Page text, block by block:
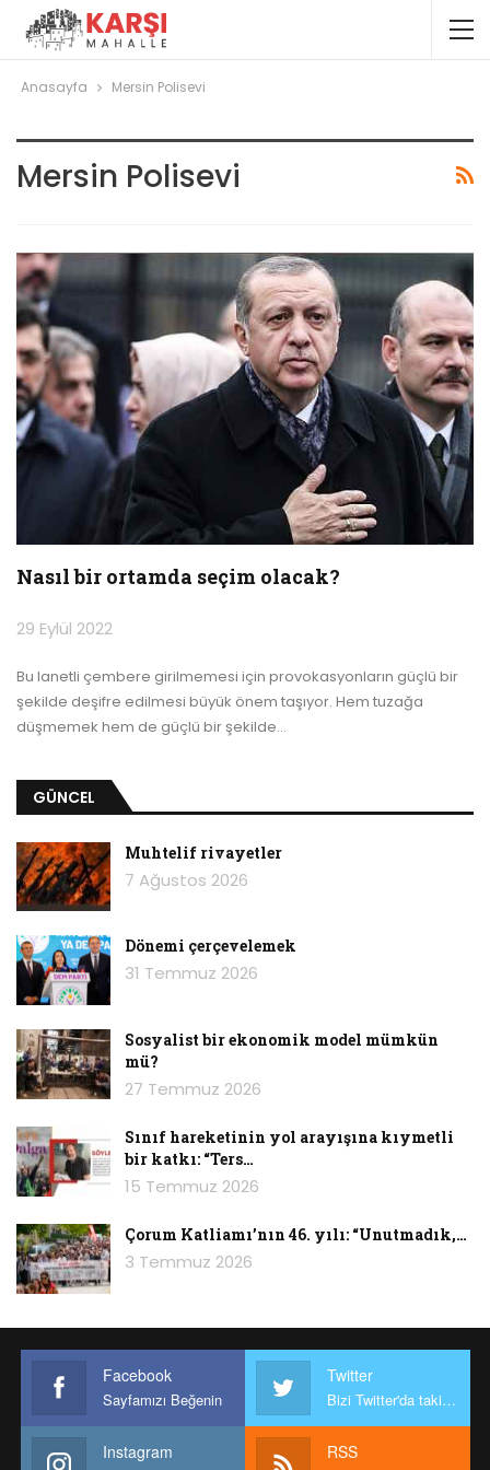
Anasayfa Mersin Polisevi
Mersin Polisevi
Nasıl bir ortamda seçim olacak?
29 Eylül 2022
Bu lanetli çembere girilmemesi için provokasyonların güçlü bir
şekilde deşifre edilmesi büyük önem taşıyor. Hem tuzağa
düşmemek hem de güçlü bir şekilde…
GÜNCEL
Muhtelif rivayetler
7 Ağustos 2026
Dönemi çerçevelemek
31 Temmuz 2026
Sosyalist bir ekonomik model mümkün
mü?
27 Temmuz 2026
Sınıf hareketinin yol arayışına kıymetli
bir katkı: “Ters…
15 Temmuz 2026
Çorum Katliamı’nın 46. yılı: “Unutmadık,…
3 Temmuz 2026
Facebook
Sayfamızı Beğenin
Twitter
Bizi Twitter'da takip edin
Instagram RSS